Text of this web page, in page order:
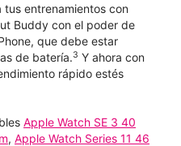
tus entrenamientos con
Buddy con el poder de
que debe estar
de batería.3 Y ahora con
rápido estés
Apple Watch SE 3 40
, Apple Watch Series 11 46